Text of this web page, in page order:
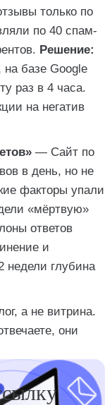
только по
по 40 спам-
Решение:
базе Google
раз в 4 часа.
на негатив
— Сайт по
в день, но не
факторы упали
«мёртвую»
ответов
и
недели глубина
а не витрина.
они